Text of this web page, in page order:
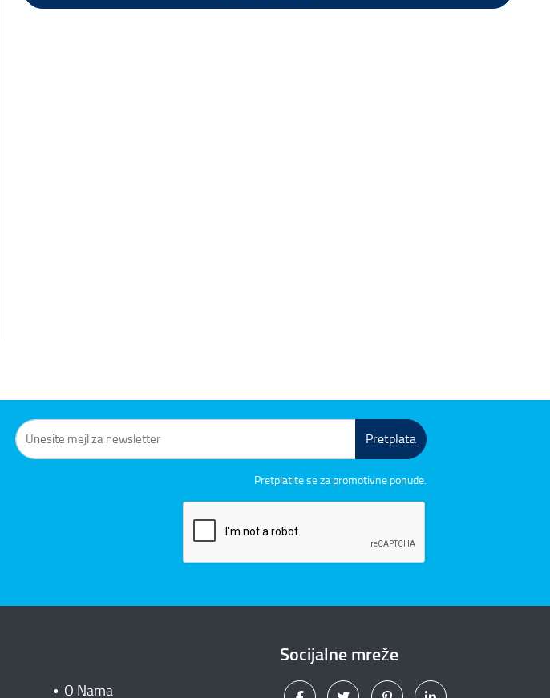
Pretplata
Pretplatite se za promotivne ponude.
O Nama
Socijalne mreže